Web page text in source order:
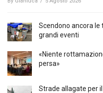
Scendono ancora
grandi eventi
«Niente
persa»
Strade allagate per il